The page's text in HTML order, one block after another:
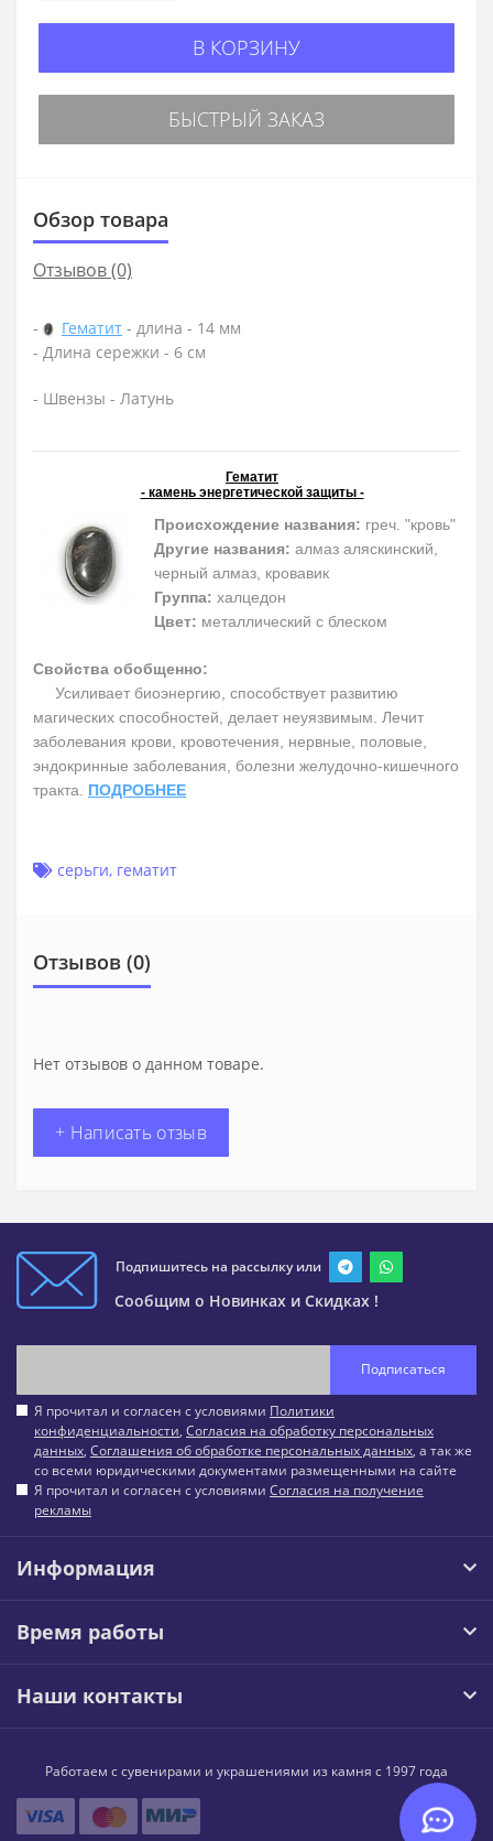
В КОРЗИНУ
БЫСТРЫЙ ЗАКАЗ
Обзор товара
Отзывов (0)
- Гематит - длина - 14 мм
- Длина сережки - 6 см
- Швензы - Латунь
Гематит
- камень энергетической защиты -
Происхождение названия: греч. "кровь"
Другие названия: алмаз аляскинский,
черный алмаз, кровавик
Группа: халцедон
Цвет: металлический с блеском
Свойства обобщенно:
Усиливает биоэнергию, способствует развитию
магических способностей, делает неуязвимым. Лечит
заболевания крови, кровотечения, нервные, половые,
эндокринные заболевания, болезни желудочно-кишечного
тракта. ПОДРОБНЕЕ
серьги, гематит
Отзывов (0)
Нет отзывов о данном товаре.
+ Написать отзыв
Подпишитесь на рассылку или
Сообщим о Новинках и Скидках !
Подписаться
Я прочитал и согласен с условиями Политики
конфиденциальности, Согласия на обработку персональных
данных, Соглашения об обработке персональных данных, а так же
со всеми юридическими документами размещенными на сайте
Я прочитал и согласен с условиями Согласия на получение
рекламы
Информация
Время работы
Наши контакты
Работаем с сувенирами и украшениями из камня с 1997 года